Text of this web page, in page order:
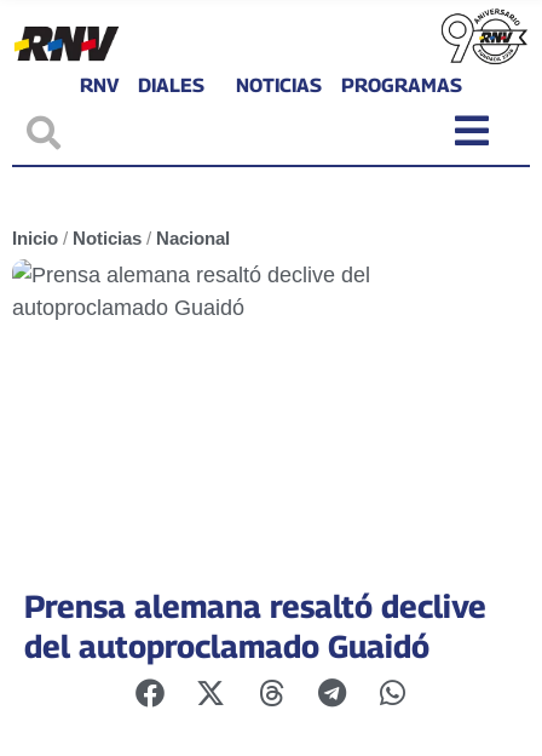
RNV DIALES NOTICIAS PROGRAMAS
Inicio / Noticias / Nacional
Prensa alemana resaltó declive
del autoproclamado Guaidó